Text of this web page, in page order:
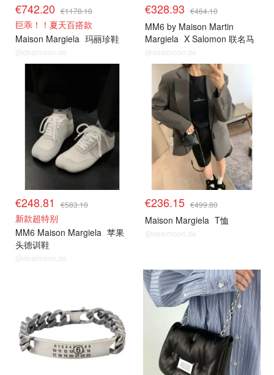
€742.20 €1178.10
巨乖！！夏天百搭款
Maison Margiela 玛丽珍鞋
@dealmoon.de
€328.93 €464.10
MM6 by Maison Martin
Margiela X Salomon 联名马
丽珍运动鞋
@dealmoon.de
€248.81 €583.10
新款超特别
MM6 Maison Margiela 苹果
头德训鞋
@dealmoon.de
€236.15 €499.80
Maison Margiela T恤
@dealmoon.de